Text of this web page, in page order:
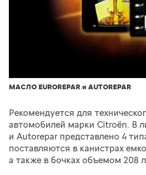
МАСЛО EUROREPAR и AUTOREPAR
Рекомендуется для
автомобилей марки Citroёn. В
и Autorepar представлено 4
поставляются в канистрах
а также в бочках объемом 208